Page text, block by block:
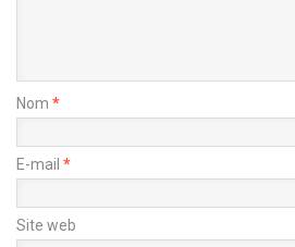
Nom *
E-mail *
Site web